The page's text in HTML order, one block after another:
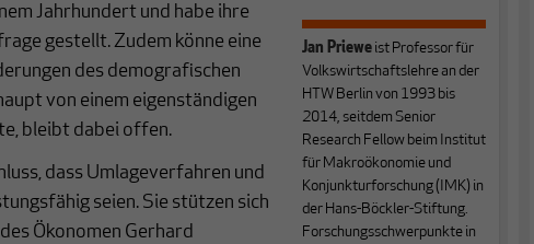
Jahrhundert und habe ihre
gestellt. Zudem könne eine
des demografischen
von einem eigenständigen
bleibt dabei offen.
dass Umlageverfahren und
seien. Sie stützen sich
Ökonomen Gerhard
Jan Prieweist Professor für
Volkswirtschaftslehre an der
HTW Berlin von 1993 bis
2014, seitdem Senior
Research Fellow beim Institut
für Makroökonomie und
Konjunkturforschung (IMK) in
der Hans-Böckler-Stiftung.
Forschungsschwerpunkte in